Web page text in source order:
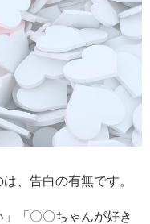
、告白の有無です。
「〇〇ちゃんが好き